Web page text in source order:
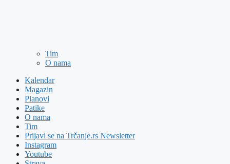
Tim
O nama
Kalendar
Magazin
Planovi
Patike
O nama
Tim
Prijavi se na Trčanje.rs Newsletter
Instagram
Youtube